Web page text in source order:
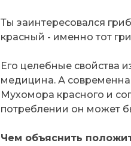
Ты заинтересовался
красный - именно тот
Его целебные свойства
медицина. А
Мухомора красного и
потреблении он может
Чем объяснить